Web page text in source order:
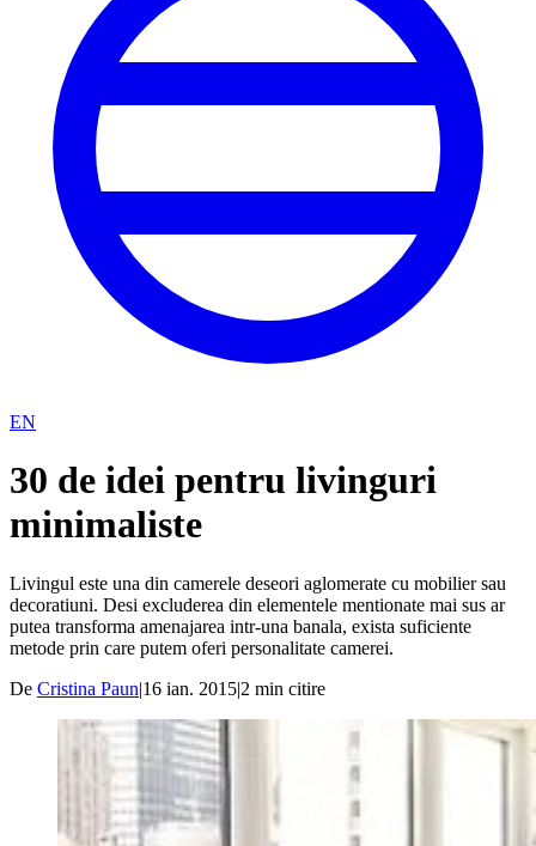
EN
30 de idei pentru livinguri
minimaliste
Livingul este una din camerele deseori aglomerate cu mobilier sau
decoratiuni. Desi excluderea din elementele mentionate mai sus ar
putea transforma amenajarea intr-una banala, exista suficiente
metode prin care putem oferi personalitate camerei.
De Cristina Paun|16 ian. 2015|2 min citire